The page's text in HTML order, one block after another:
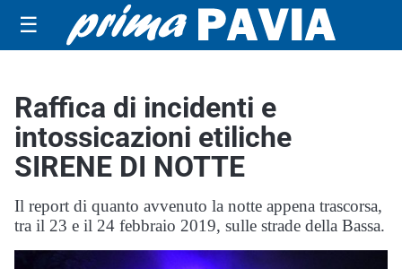
☰
Raffica di incidenti e
intossicazioni etiliche
SIRENE DI NOTTE
Il report di quanto avvenuto la notte appena trascorsa,
tra il 23 e il 24 febbraio 2019, sulle strade della Bassa.